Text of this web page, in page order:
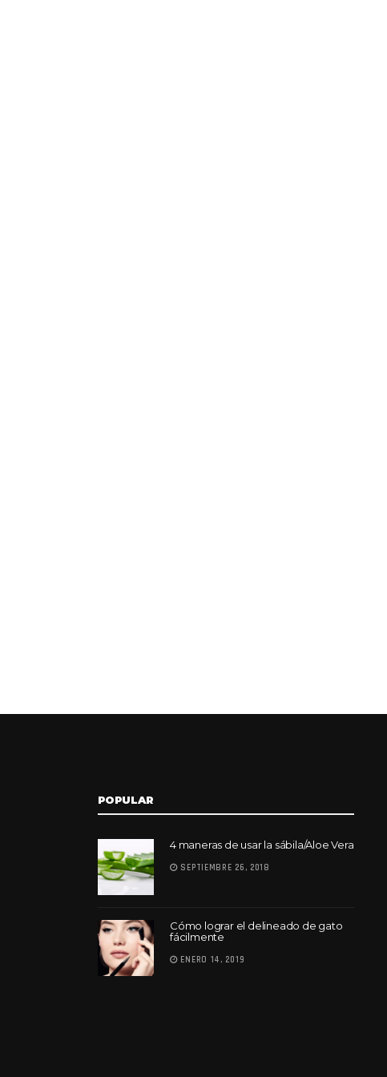
POPULAR
4 maneras de usar la sábila/Aloe Vera
SEPTIEMBRE 26, 2018
Cómo lograr el delineado de gato
fácilmente
ENERO 14, 2019